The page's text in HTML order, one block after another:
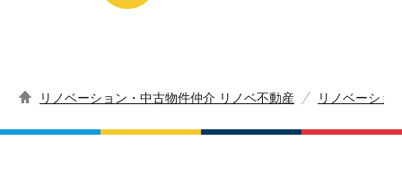
リノベーション・中古物件仲介 リノベ不動産 リノベーショ